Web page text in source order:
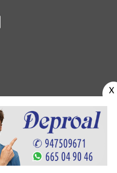
Política de Cookies-Área privada
®. Desarrollo porMultimedia